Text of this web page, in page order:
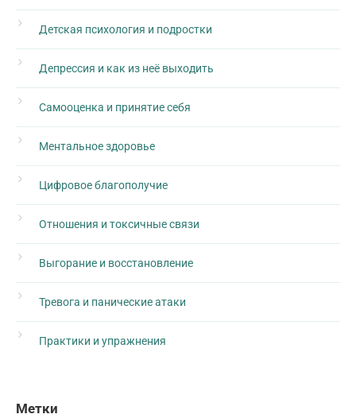
Детская психология и подростки
Депрессия и как из неё выходить
Самооценка и принятие себя
Ментальное здоровье
Цифровое благополучие
Отношения и токсичные связи
Выгорание и восстановление
Тревога и панические атаки
Практики и упражнения
Метки